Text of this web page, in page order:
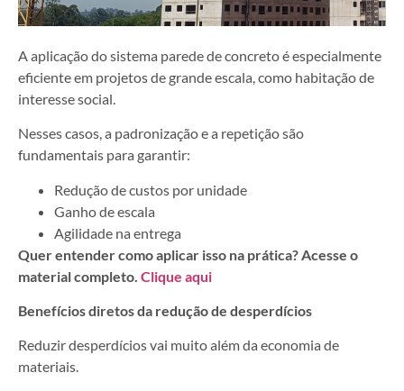
A aplicação do sistema parede de concreto é especialmente
eficiente em projetos de grande escala, como habitação de
interesse social.
Nesses casos, a padronização e a repetição são
fundamentais para garantir:
Redução de custos por unidade
Ganho de escala
Agilidade na entrega
Quer entender como aplicar isso na prática? Acesse o
material completo. Clique aqui
Benefícios diretos da redução de desperdícios
Reduzir desperdícios vai muito além da economia de
materiais.